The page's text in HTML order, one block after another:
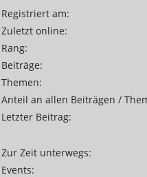
Registriert am:
Zuletzt online:
Rang:
Beiträge:
Themen:
Anteil an allen Beiträgen /
Letzter Beitrag:
Zur Zeit unterwegs:
Events: